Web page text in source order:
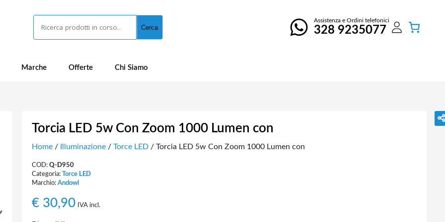
Cerca
Assistenza e Ordini telefonici
328 9235077
Marche Offerte Chi Siamo
Torcia LED 5w Con Zoom 1000 Lumen con
Home/ Illuminazione/ Torce LED/ Torcia LED 5w Con Zoom 1000 Lumen con
COD: Q-D950
Categoria: Torce LED
Marchio: Andowl
€30,90 IVA incl.